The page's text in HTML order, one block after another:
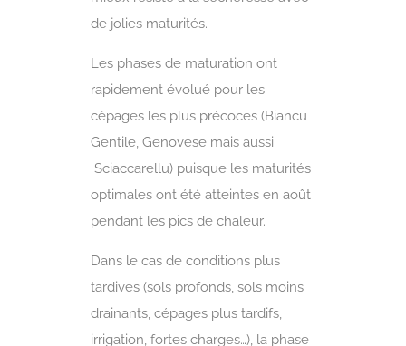
de jolies maturités.
Les phases de maturation ont
rapidement évolué pour les
cépages les plus précoces (Biancu
Gentile, Genovese mais aussi
Sciaccarellu) puisque les maturités
optimales ont été atteintes en août
pendant les pics de chaleur.
Dans le cas de conditions plus
tardives (sols profonds, sols moins
drainants, cépages plus tardifs,
irrigation, fortes charges…), la phase